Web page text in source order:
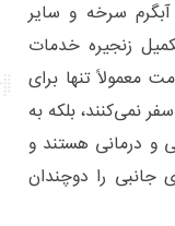
سرخه و سایر
زنجیره خدمات
معمولاً تنها برای
نمی‌کنند، بلکه به
و درمانی هستند و
را دوچندان